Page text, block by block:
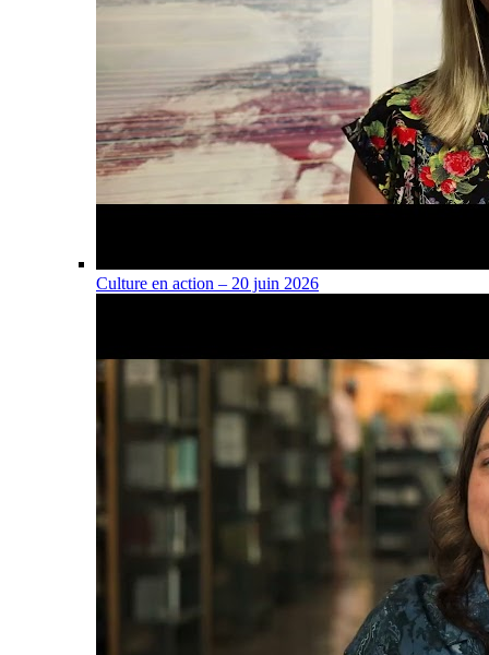
Culture en action – 20 juin 2026